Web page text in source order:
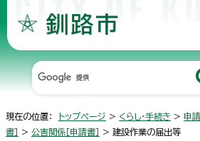
現在の位置： トップページ > くらし・手続き > 申
書］
> 公害関係［申請書］ > 建設作業の届出等